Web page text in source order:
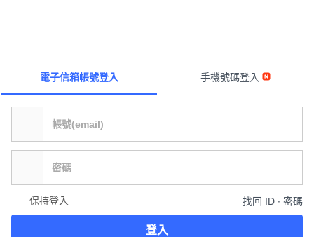
電子信箱帳號登入 手機號碼登入
保持登入 找回 ID ∙ 密碼
登入